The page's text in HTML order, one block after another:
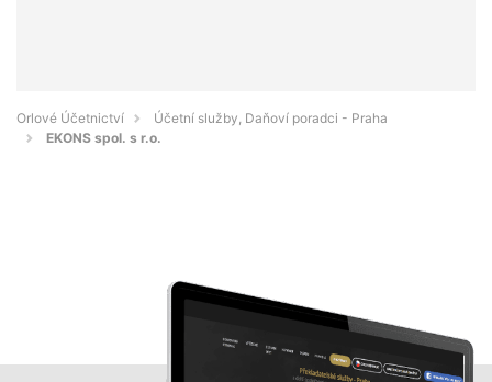
Orlové Účetnictví
Účetní služby, Daňoví poradci - Praha
EKONS spol. s r.o.